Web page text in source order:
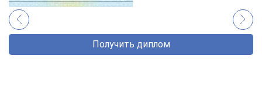
Получить диплом